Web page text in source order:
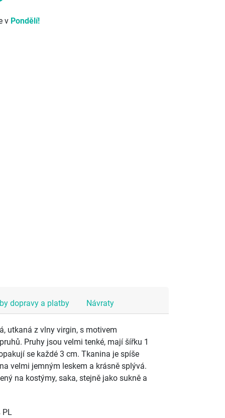
v Pondělí!
dopravy a platby Návraty
utkaná z vlny virgin, s motivem
Pruhy jsou velmi tenké, mají šířku 1
se každé 3 cm. Tkanina je spíše
velmi jemným leskem a krásně splývá.
na kostýmy, saka, stejně jako sukně a
PL